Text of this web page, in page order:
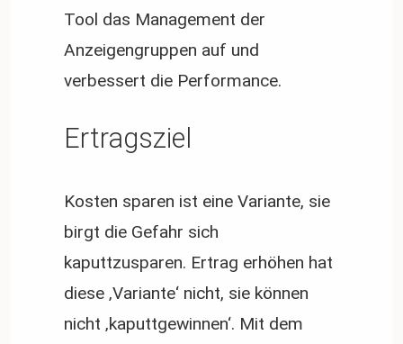
Tool das Management der
Anzeigengruppen auf und
verbessert die Performance.
Ertragsziel
Kosten sparen ist eine Variante, sie
birgt die Gefahr sich
kaputtzusparen. Ertrag erhöhen hat
diese ‚Variante‘ nicht, sie können
nicht ‚kaputtgewinnen‘. Mit dem